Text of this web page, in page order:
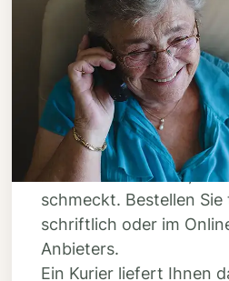
Schritt 3
Bestellen &
lassen
Suchen Sie sich aus
Ihres Anbieters aus,
schmeckt. Bestellen
schriftlich oder im
Anbieters.
Ein Kurier liefert Ihnen